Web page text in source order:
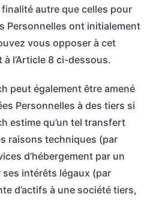
autre que celles pour
Personnelles ont initialement
vous opposer à cet
l’Article 8 ci-dessous.
peut également être amené
Personnelles à des tiers si
estime qu’un tel transfert
raisons techniques (par
d’hébergement par un
intérêts légaux (par
d’actifs à une société tiers,